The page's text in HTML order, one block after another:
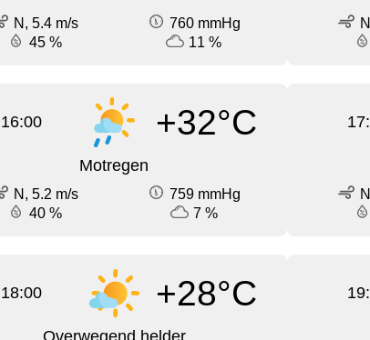
N, 5.4 m/s
760 mmHg
45 %
11 %
16:00 +32°C
Motregen
N, 5.2 m/s
759 mmHg
40 %
7 %
18:00 +28°C